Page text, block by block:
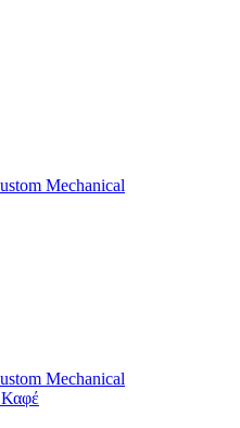
Mechanical
Mechanical